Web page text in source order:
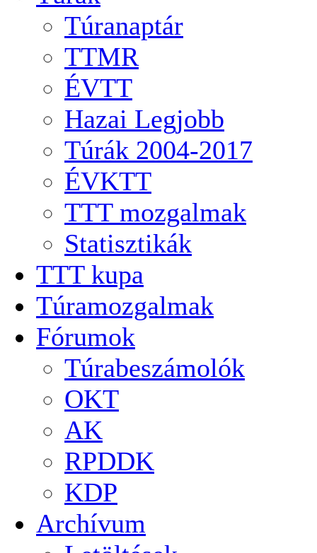
Túranaptár
TTMR
ÉVTT
Hazai Legjobb
Túrák 2004-2017
ÉVKTT
TTT mozgalmak
Statisztikák
TTT kupa
Túramozgalmak
Fórumok
Túrabeszámolók
OKT
AK
RPDDK
KDP
Archívum